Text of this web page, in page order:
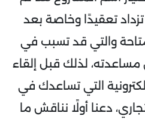
تعقيدًا وخاصة بعد
والتي قد تسبب في
لذلك قبل إلقاء
التي تساعدك في
دعنا أولًا نناقش ما